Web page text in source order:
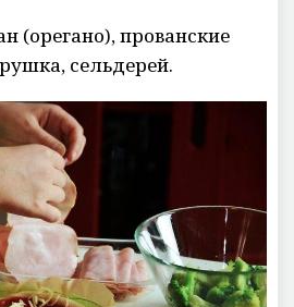
(орегано), прованские
сельдерей.